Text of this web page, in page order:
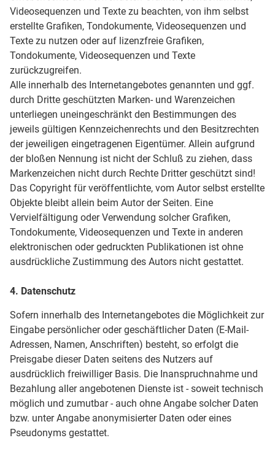
Videosequenzen und Texte zu beachten, von ihm selbst
erstellte Grafiken, Tondokumente, Videosequenzen und
Texte zu nutzen oder auf lizenzfreie Grafiken,
Tondokumente, Videosequenzen und Texte
zurückzugreifen.
Alle innerhalb des Internetangebotes genannten und ggf.
durch Dritte geschützten Marken- und Warenzeichen
unterliegen uneingeschränkt den Bestimmungen des
jeweils gültigen Kennzeichenrechts und den Besitzrechten
der jeweiligen eingetragenen Eigentümer. Allein aufgrund
der bloßen Nennung ist nicht der Schluß zu ziehen, dass
Markenzeichen nicht durch Rechte Dritter geschützt sind!
Das Copyright für veröffentlichte, vom Autor selbst erstellte
Objekte bleibt allein beim Autor der Seiten. Eine
Vervielfältigung oder Verwendung solcher Grafiken,
Tondokumente, Videosequenzen und Texte in anderen
elektronischen oder gedruckten Publikationen ist ohne
ausdrückliche Zustimmung des Autors nicht gestattet.
4. Datenschutz
Sofern innerhalb des Internetangebotes die Möglichkeit zur
Eingabe persönlicher oder geschäftlicher Daten (E-Mail-
Adressen, Namen, Anschriften) besteht, so erfolgt die
Preisgabe dieser Daten seitens des Nutzers auf
ausdrücklich freiwilliger Basis. Die Inanspruchnahme und
Bezahlung aller angebotenen Dienste ist - soweit technisch
möglich und zumutbar - auch ohne Angabe solcher Daten
bzw. unter Angabe anonymisierter Daten oder eines
Pseudonyms gestattet.